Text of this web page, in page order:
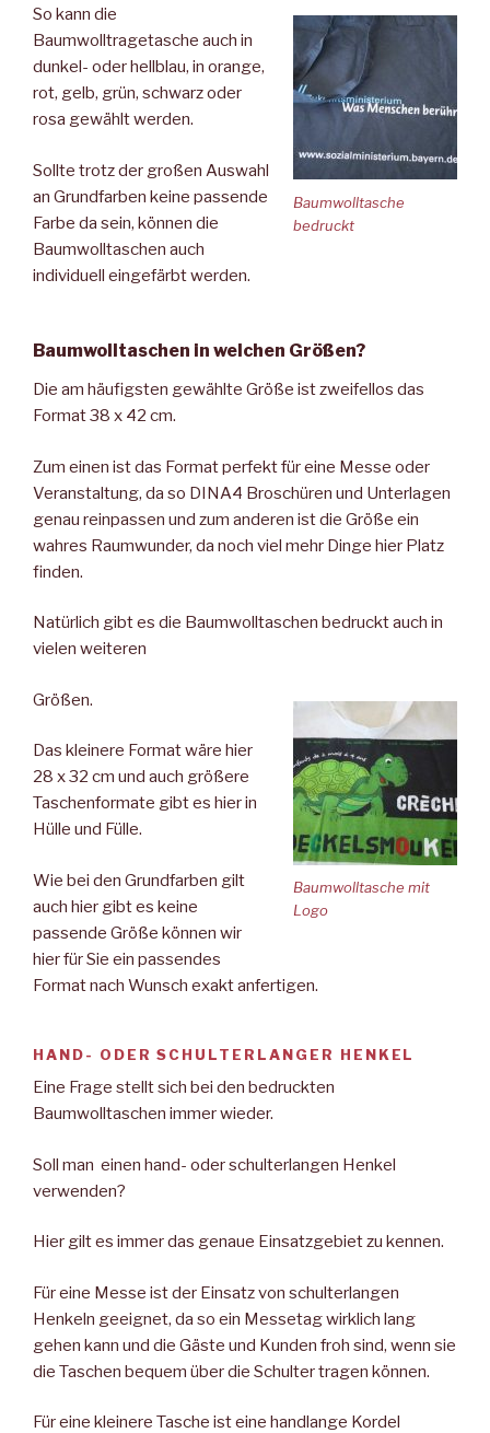
Baumwolltasche
bedruckt
So kann die
Baumwolltragetasche auch in
dunkel- oder hellblau, in orange,
rot, gelb, grün, schwarz oder
rosa gewählt werden.
Sollte trotz der großen Auswahl
an Grundfarben keine passende
Farbe da sein, können die
Baumwolltaschen auch
individuell eingefärbt werden.
Baumwolltaschen in welchen Größen?
Die am häufigsten gewählte Größe ist zweifellos das
Format 38 x 42 cm.
Zum einen ist das Format perfekt für eine Messe oder
Veranstaltung, da so DINA4 Broschüren und Unterlagen
genau reinpassen und zum anderen ist die Größe ein
wahres Raumwunder, da noch viel mehr Dinge hier Platz
finden.
Natürlich gibt es die Baumwolltaschen bedruckt auch in
vielen weiteren
Baumwolltasche mit
Logo
Größen.
Das kleinere Format wäre hier
28 x 32 cm und auch größere
Taschenformate gibt es hier in
Hülle und Fülle.
Wie bei den Grundfarben gilt
auch hier gibt es keine
passende Größe können wir
hier für Sie ein passendes
Format nach Wunsch exakt anfertigen.
HAND- ODER SCHULTERLANGER HENKEL
Eine Frage stellt sich bei den bedruckten
Baumwolltaschen immer wieder.
Soll man einen hand- oder schulterlangen Henkel
verwenden?
Hier gilt es immer das genaue Einsatzgebiet zu kennen.
Für eine Messe ist der Einsatz von schulterlangen
Henkeln geeignet, da so ein Messetag wirklich lang
gehen kann und die Gäste und Kunden froh sind, wenn sie
die Taschen bequem über die Schulter tragen können.
Für eine kleinere Tasche ist eine handlange Kordel